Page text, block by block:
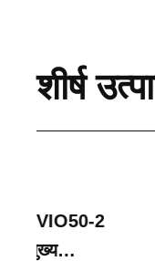
शीर्ष
Kubota U20-3
MAG-18VP-230F